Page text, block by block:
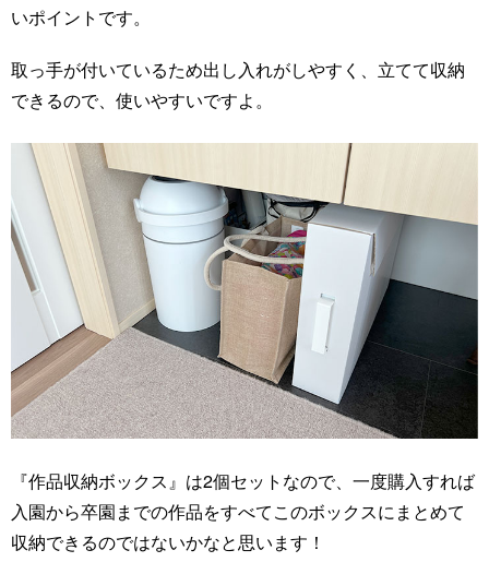
いポイントです。
取っ手が付いているため出し入れがしやすく、立てて収納
できるので、使いやすいですよ。
『作品収納ボックス』は2個セットなので、一度購入すれば
入園から卒園までの作品をすべてこのボックスにまとめて
収納できるのではないかなと思います！